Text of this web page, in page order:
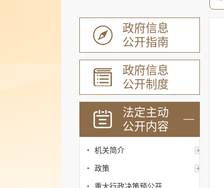
政府信息
公开指南
政府信息
公开制度
法定主动
公开内容
机关简介
政策
重大行政决策预公开